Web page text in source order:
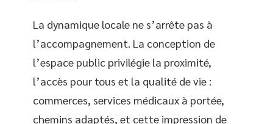
La dynamique locale ne s’arrête pas à
l’accompagnement. La conception de
l’espace public privilégie la proximité,
l’accès pour tous et la qualité de vie :
commerces, services médicaux à portée,
chemins adaptés, et cette impression de